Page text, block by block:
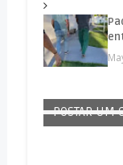
POSTAR UM